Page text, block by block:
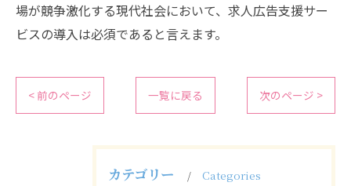
場が競争激化する現代社会において、求人広告支援サー
ビスの導入は必須であると言えます。
< 前のページ 一覧に戻る 次のページ >
カテゴリー Categories